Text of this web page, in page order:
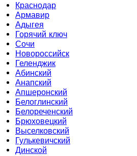
Краснодар
Армавир
Адыгея
Горячий ключ
Сочи
Новороссийск
Геленджик
Абинский
Анапский
Апшеронский
Белоглинский
Белореченский
Брюховецкий
Выселковский
Гулькевичский
Динской